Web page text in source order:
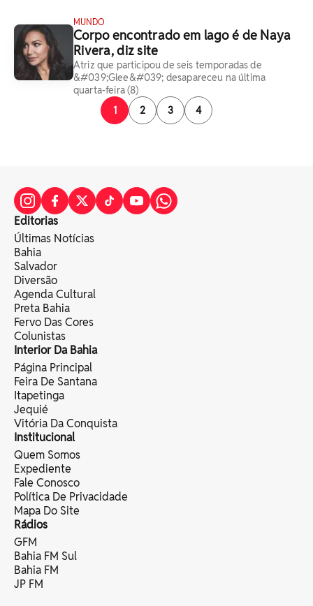
MUNDO
Corpo encontrado em lago é de Naya
Rivera, diz site
Atriz que participou de seis temporadas de
&#039;Glee&#039; desapareceu na última
quarta-feira (8)
1
2 3 4
Editorias
Últimas Notícias
Bahia
Salvador
Diversão
Agenda Cultural
Preta Bahia
Fervo Das Cores
Colunistas
Interior Da Bahia
Página Principal
Feira De Santana
Itapetinga
Jequié
Vitória Da Conquista
Institucional
Quem Somos
Expediente
Fale Conosco
Política De Privacidade
Mapa Do Site
Rádios
GFM
Bahia FM Sul
Bahia FM
JP FM